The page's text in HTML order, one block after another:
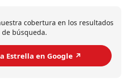
cobertura en los resultados
de búsqueda.
Estrella en Google ↗️